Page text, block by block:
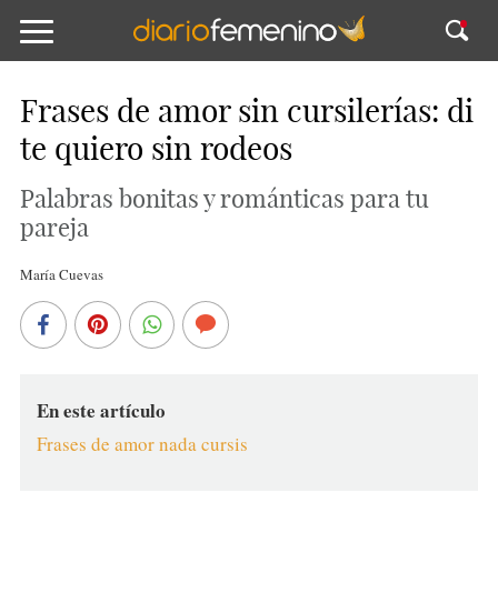
Frases de amor sin cursilerías: di
te quiero sin rodeos
Palabras bonitas y románticas para tu
pareja
María Cuevas
En este artículo
Frases de amor nada cursis